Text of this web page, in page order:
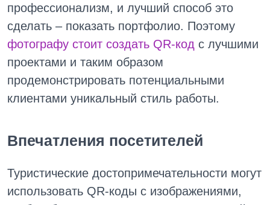
профессионализм, и лучший способ это
сделать – показать портфолио. Поэтому
фотографу стоит создать QR-код с лучшими
проектами и таким образом
продемонстрировать потенциальными
клиентами уникальный стиль работы.
Впечатления посетителей
Туристические достопримечательности могут
использовать QR-коды с изображениями,